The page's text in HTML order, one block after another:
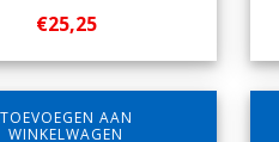
€25,25
TOEVOEGEN AAN
WINKELWAGEN